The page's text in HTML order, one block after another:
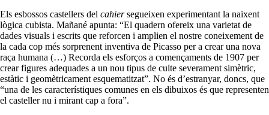
Els esbossos castellers del cahiersegueixen experimentant la naixent
lògica cubista. Mañané apunta: “El quadern ofereix una varietat de
dades visuals i escrits que reforcen i amplien el nostre coneixement de
la cada cop més sorprenent inventiva de Picasso per a crear una nova
raça humana (…) Recorda els esforços a començaments de 1907 per
crear figures adequades a un nou tipus de culte severament simètric,
estàtic i geomètricament esquematitzat”. No és d’estranyar, doncs, que
“una de les característiques comunes en els dibuixos és que representen
el casteller nu i mirant cap a fora”.